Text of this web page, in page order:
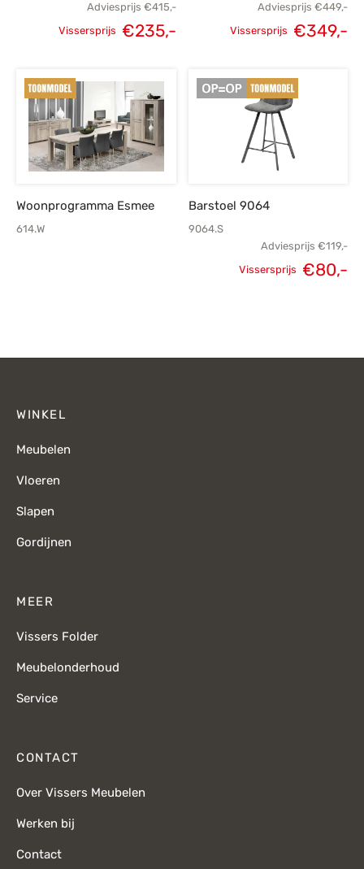
Adviesprijs €415,-
€415,-.
Vissersprijs €235,-
prijs is:
€235,-.
Adviesprijs €449,-
prijs was:
€449,-.
Vissersprijs €349,-
Woonprogramma Esmee
614.W
Barstoel 9064
9064.S
Adviesprijs €119,-
Vissersprijs €80,-
WINKEL
Meubelen
Vloeren
Slapen
Gordijnen
MEER
Vissers Folder
Meubelonderhoud
Service
CONTACT
Over Vissers Meubelen
Werken bij
Contact